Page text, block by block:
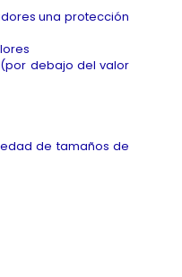
una protección
debajo del valor
de tamaños de